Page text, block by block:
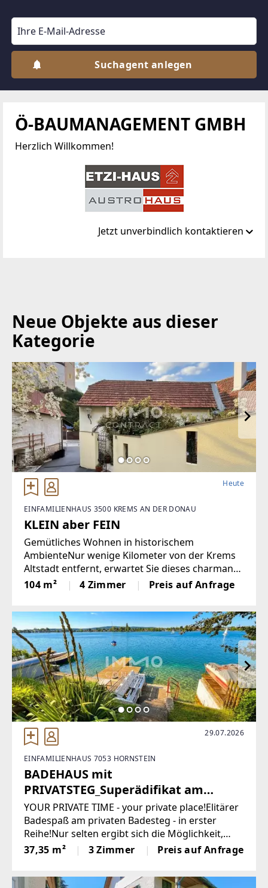
Suchagent anlegen
Ö-BAUMANAGEMENT GMBH
Herzlich Willkommen!
Jetzt unverbindlich kontaktieren
TELEFON
+43 7614 717 97
WEBSITE
http://www.etzi-haus.com/
EMAIL
office@etzi-haus.com
Neue Objekte aus dieser
Kategorie
Heute
EINFAMILIENHAUS 3500 KREMS AN DER DONAU
KLEIN aber FEIN
Gemütliches Wohnen in historischem
AmbienteNur wenige Kilometer von der Krems
Altstadt entfernt, erwartet Sie dieses charmante
Zuhause im idyllischen Ortsteil Rehberg. In
eindrucksvoller Lage bietet dieses sanierte
104 m² 4 Zimmer Preis auf Anfrage
29.07.2026
EINFAMILIENHAUS 7053 HORNSTEIN
BADEHAUS mit
PRIVATSTEG_Superädifikat am
Neufelder See I > Uferparzelle <
NEUE PREISGESTALTUNG!
YOUR PRIVATE TIME - your private place!Elitärer
Badespaß am privaten Badesteg - in erster
Reihe!Nur selten ergibt sich die Möglichkeit,
einen der vielbegehrten Badeplätze in
vorderster Reihe zu bekommen.Schon seit
37,35 m² 3 Zimmer Preis auf Anfrage